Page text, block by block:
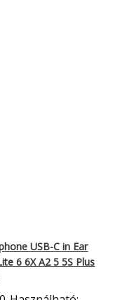
USB-C in Ear
6 6X A2 5 5S Plus